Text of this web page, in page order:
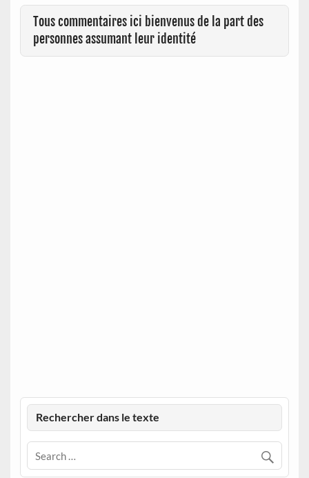
Tous commentaires ici bienvenus de la part des
personnes assumant leur identité
Rechercher dans le texte